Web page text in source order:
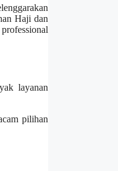
Haji dan
layanan
pilihan